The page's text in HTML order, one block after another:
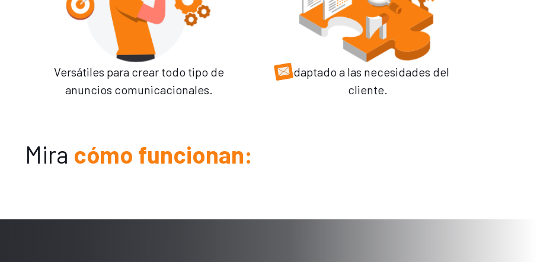
Versátiles para crear todo tipo de
anuncios comunicacionales.
Adaptado a las necesidades del
cliente.
Mira cómo funcionan: